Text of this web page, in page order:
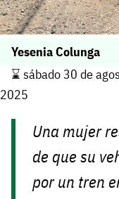
Yesenia Colunga
⌛️ sábado 30 de
2025
Una mujer
de que su
por un tren